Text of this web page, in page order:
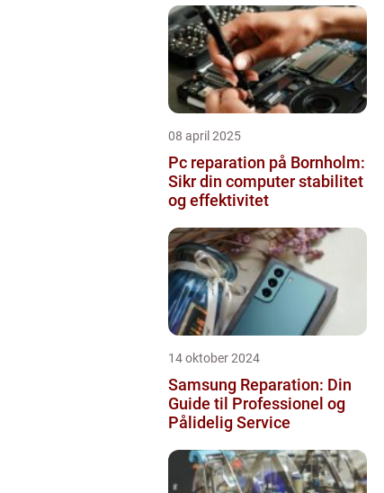
08 april 2025
Pc reparation på Bornholm:
Sikr din computer stabilitet
og effektivitet
14 oktober 2024
Samsung Reparation: Din
Guide til Professionel og
Pålidelig Service